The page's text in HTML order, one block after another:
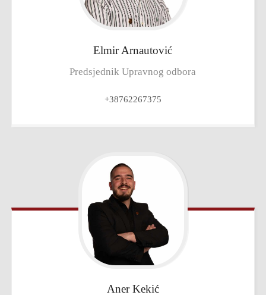
Elmir Arnautović
Predsjednik Upravnog odbora
+38762267375
Aner Kekić